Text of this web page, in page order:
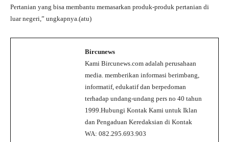
Pertanian yang bisa membantu memasarkan produk-produk pertanian di
luar negeri,” ungkapnya.(atu)
Bircunews
Kami Bircunews.com adalah perusahaan
media. memberikan informasi berimbang,
informatif, edukatif dan berpedoman
terhadap undang-undang pers no 40 tahun
1999.Hubungi Kontak Kami untuk Iklan
dan Pengaduan Keredaksian di Kontak
WA: 082.295.693.903